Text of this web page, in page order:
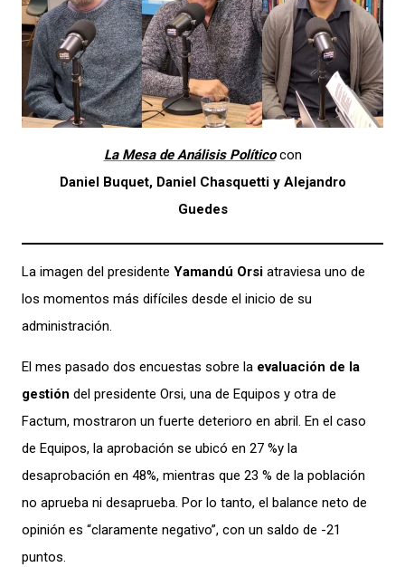
La Mesa de Análisis Políticocon
Daniel Buquet, Daniel Chasquetti y Alejandro
Guedes
La imagen del presidente Yamandú Orsi atraviesa uno de
los momentos más difíciles desde el inicio de su
administración.
El mes pasado dos encuestas sobre la evaluación de la
gestión del presidente Orsi, una de Equipos y otra de
Factum, mostraron un fuerte deterioro en abril. En el caso
de Equipos, la aprobación se ubicó en 27 %y la
desaprobación en 48%, mientras que 23 % de la población
no aprueba ni desaprueba. Por lo tanto, el balance neto de
opinión es “claramente negativo”, con un saldo de -21
puntos.